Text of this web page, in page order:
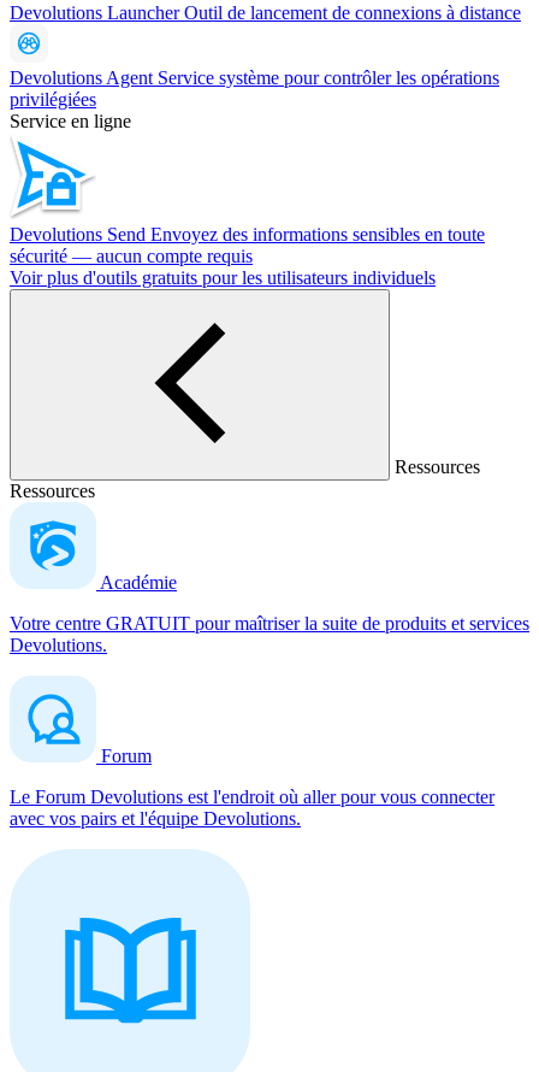
Devolutions LauncherOutil de lancement de connexions à distance
Devolutions Agent Service système pour contrôler les opérations
privilégiées
Service en ligne
Devolutions Send Envoyez des informations sensibles en toute
sécurité — aucun compte requis
Voir plus d'outils gratuits pour les utilisateurs individuels
Ressources
Ressources
Académie
Votre centre GRATUIT pour maîtriser la suite de produits et services
Devolutions.
Forum
Le Forum Devolutions est l'endroit où aller pour vous connecter
avec vos pairs et l'équipe Devolutions.